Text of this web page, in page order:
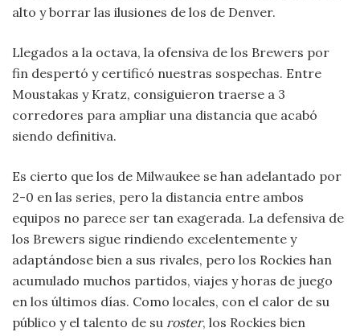
alto y borrar las ilusiones de los de Denver.
Llegados a la octava, la ofensiva de los Brewers por
fin despertó y certificó nuestras sospechas. Entre
Moustakas y Kratz, consiguieron traerse a 3
corredores para ampliar una distancia que acabó
siendo definitiva.
Es cierto que los de Milwaukee se han adelantado por
2-0 en las series, pero la distancia entre ambos
equipos no parece ser tan exagerada. La defensiva de
los Brewers sigue rindiendo excelentemente y
adaptándose bien a sus rivales, pero los Rockies han
acumulado muchos partidos, viajes y horas de juego
en los últimos días. Como locales, con el calor de su
público y el talento de su roster, los Rockies bien